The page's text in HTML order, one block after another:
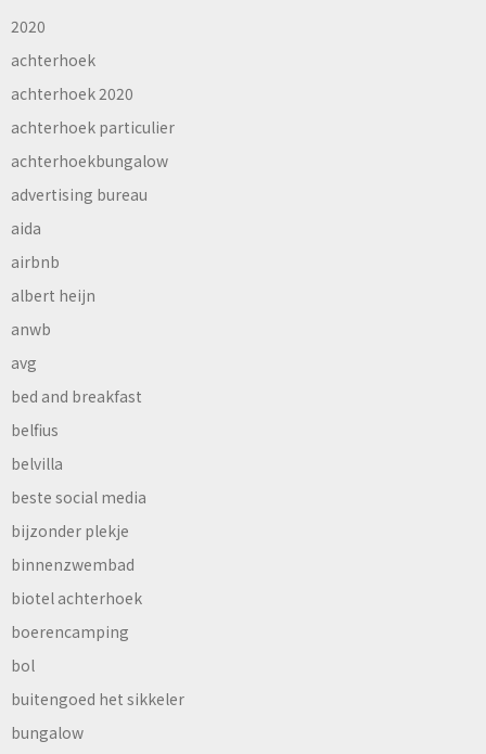
2020
achterhoek
achterhoek 2020
achterhoek particulier
achterhoekbungalow
advertising bureau
aida
airbnb
albert heijn
anwb
avg
bed and breakfast
belfius
belvilla
beste social media
bijzonder plekje
binnenzwembad
biotel achterhoek
boerencamping
bol
buitengoed het sikkeler
bungalow